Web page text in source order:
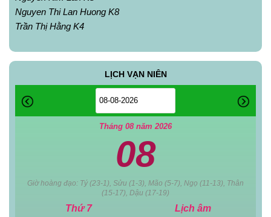
Nguyen Thi Lan Huong K8
Trần Thị Hằng K4
LỊCH VẠN NIÊN
Tháng 08 năm 2026
08
Giờ hoàng đạo: Tý (23-1), Sửu (1-3), Mão (5-7), Ngọ (11-13), Thân
(15-17), Dậu (17-19)
Thứ 7 Lịch âm